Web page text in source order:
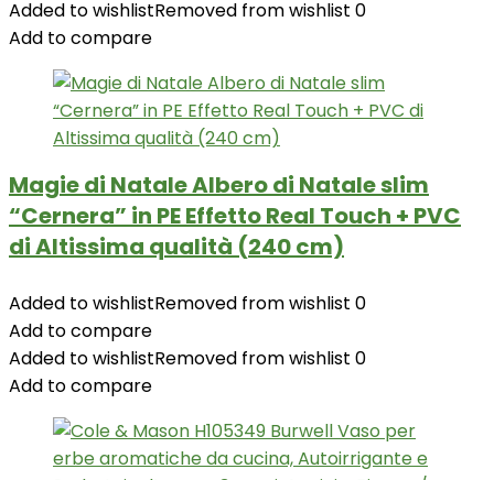
Added to wishlistRemoved from wishlist 0
Add to compare
Magie di Natale Albero di Natale slim
“Cernera” in PE Effetto Real Touch + PVC
di Altissima qualità (240 cm)
Added to wishlistRemoved from wishlist 0
Add to compare
Added to wishlistRemoved from wishlist 0
Add to compare